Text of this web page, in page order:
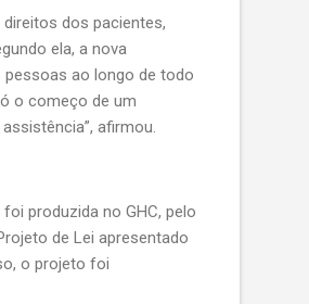
dos pacientes,
ela, a nova
pessoas ao longo de todo
o começo de um
afirmou.
produzida no GHC, pelo
de Lei apresentado
o projeto foi